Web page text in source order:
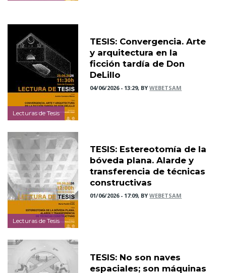
Lecturas de Tesis
TESIS: Convergencia. Arte
y arquitectura en la
ficción tardía de Don
DeLillo
04/06/2026 - 13:29, BYWEBETSAM
Lecturas de Tesis
TESIS: Estereotomía de la
bóveda plana. Alarde y
transferencia de técnicas
constructivas
01/06/2026 - 17:09, BYWEBETSAM
TESIS: No son naves
espaciales; son máquinas